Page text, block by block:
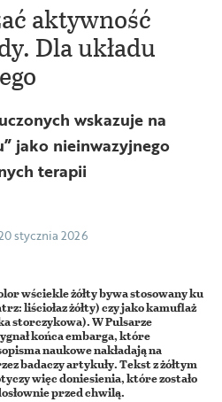
aktywność
Dla układu
wskazuje na
jako nieinwazyjnego
terapii
stycznia 2026
wściekle żółty bywa stosowany ku
liściołaz żółty) czy jako kamuflaż
storczykowa). W Pulsarze
końca embarga, które
naukowe nakładają na
badaczy artykuły. Tekst z żółtym
więc doniesienia, które zostało
przed chwilą.